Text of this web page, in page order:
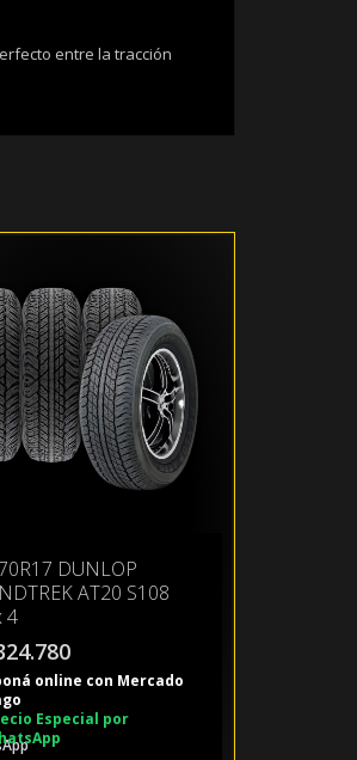
entre la tracción
DUNLOP
AT20 S108
4
online con Mercado
Especial por